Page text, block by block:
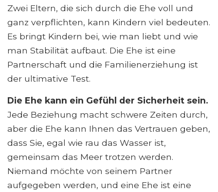
Zwei Eltern, die sich durch die Ehe voll und
ganz verpflichten, kann Kindern viel bedeuten.
Es bringt Kindern bei, wie man liebt und wie
man Stabilität aufbaut. Die Ehe ist eine
Partnerschaft und die Familienerziehung ist
der ultimative Test.
Die Ehe kann ein Gefühl der Sicherheit sein.
Jede Beziehung macht schwere Zeiten durch,
aber die Ehe kann Ihnen das Vertrauen geben,
dass Sie, egal wie rau das Wasser ist,
gemeinsam das Meer trotzen werden.
Niemand möchte von seinem Partner
aufgegeben werden, und eine Ehe ist eine